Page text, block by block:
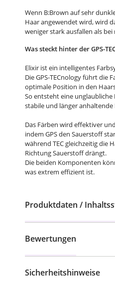
Wenn B:Brown auf sehr
Haar angewendet wird, wird
weniger stark ausfallen als
Was steckt hinter der GPS-
Elixir ist ein intelligentes
Die GPS-TECnology führt die
optimale Position in den
So entsteht eine
stabile und länger anhaltende
Das Färben wird effektiver
indem GPS den Sauerstoff
während TEC gleichzeitig die
Richtung Sauerstoff drängt.
Die beiden Komponenten
was extrem effizient ist.
Produktdaten /
Bewertungen
Sicherheitshinweise